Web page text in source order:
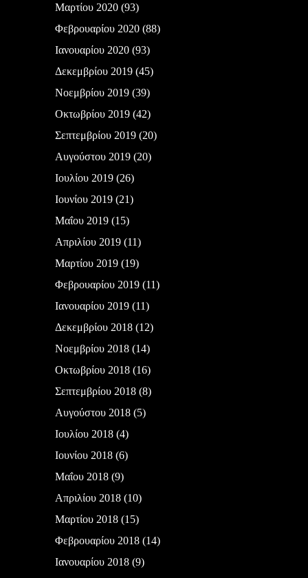
Μαρτίου 2020(93)
Φεβρουαρίου 2020(88)
Ιανουαρίου 2020(93)
Δεκεμβρίου 2019(45)
Νοεμβρίου 2019(39)
Οκτωβρίου 2019(42)
Σεπτεμβρίου 2019(20)
Αυγούστου 2019(20)
Ιουλίου 2019(26)
Ιουνίου 2019(21)
Μαΐου 2019(15)
Απριλίου 2019(11)
Μαρτίου 2019(19)
Φεβρουαρίου 2019(11)
Ιανουαρίου 2019(11)
Δεκεμβρίου 2018(12)
Νοεμβρίου 2018(14)
Οκτωβρίου 2018(16)
Σεπτεμβρίου 2018(8)
Αυγούστου 2018(5)
Ιουλίου 2018(4)
Ιουνίου 2018(6)
Μαΐου 2018(9)
Απριλίου 2018(10)
Μαρτίου 2018(15)
Φεβρουαρίου 2018(14)
Ιανουαρίου 2018(9)